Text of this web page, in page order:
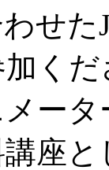
せた
く
ー
座